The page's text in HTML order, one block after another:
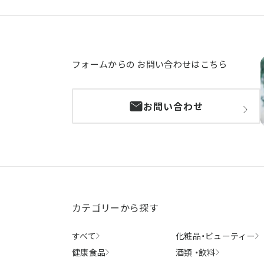
フォームからの お問い合わせはこちら
お問い合わせ
カテゴリーから探す
すべて 化粧品・ビューティー
健康食品
酒類 ・飲料